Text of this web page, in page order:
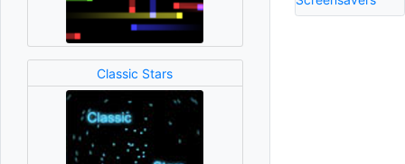
Classic Stars